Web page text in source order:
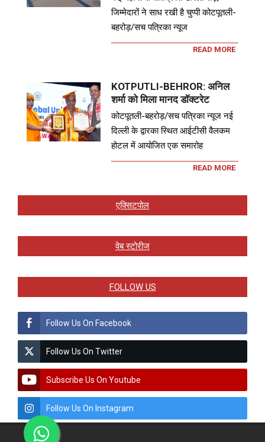
जिम्मेदारों ने साध रखी है चुप्पी कोटपूतली-
बहरोड़/सच पत्रिका न्यूज
READ MORE
KOTPUTLI-BEHROR: अनिल
शर्मा को मिला मानद डॉक्टरेट
कोटपूतली-बहरोड़/सच पत्रिका न्यूज नई
दिल्ली के द्वारका स्थित आईटीसी वैलकम
होटल में आयोजित एक समारोह
READ MORE
एक्सिटपोल
वेब स्टोरीज
FOLLOW US
Follow Us On Facebook
Follow Us On Twitter
Subscribe Us On Youtube
Follow Us On Instagram